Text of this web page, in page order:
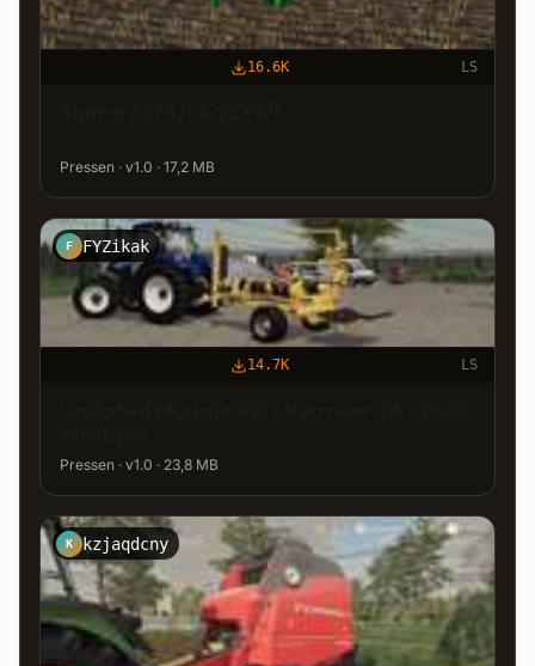
16.6K LS
Pressen · v1.0 · 17,2 MB
F FYZikak
14.7K LS
Pressen · v1.0 · 23,8 MB
K kzjaqdcny